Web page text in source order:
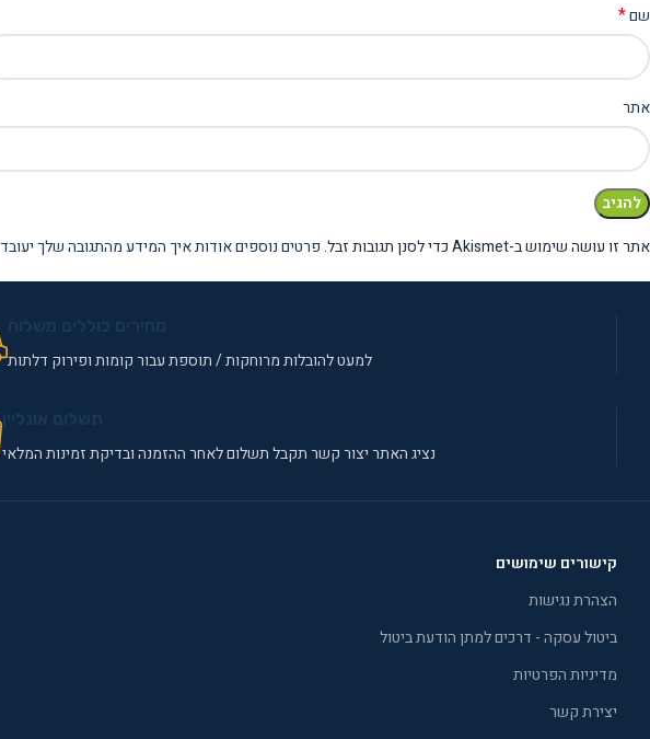
שם*
אתר
אתר זו עושה שימוש ב-Akismet כדי לסנן תגובות זבל. פרטים נוספים אודות איך המידע מהתגובה שלך יעובד
למעט להובלות מרוחקות / תוספת עבור קומות ופירוק דלתות
נציג האתר יצור קשר תקבל תשלום לאחר ההזמנה ובדיקת זמינות המלאי
קישורים שימושים
הצהרת נגישות
ביטול עסקה - דרכים למתן הודעת ביטול
מדיניות הפרטיות
יצירת קשר